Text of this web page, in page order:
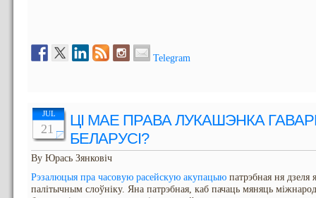
Telegram
JUL
21
ЦІ МАЕ ПРАВА ЛУКАШЭНКА
БЕЛАРУСІ?
By Юрась Зянковіч
Рэзалюцыя пра часовую расейскую акупацыю патрэбная ня дзеля
палітычным слоўніку. Яна патрэбная, каб пачаць мяняць